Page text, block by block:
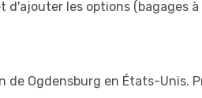
les options (bagages à
Ogdensburg en États-Unis.